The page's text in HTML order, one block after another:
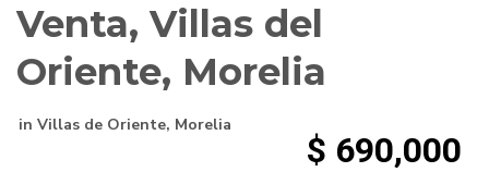
Venta, Villas del
Oriente, Morelia
in Villas de Oriente, Morelia
$ 690,000